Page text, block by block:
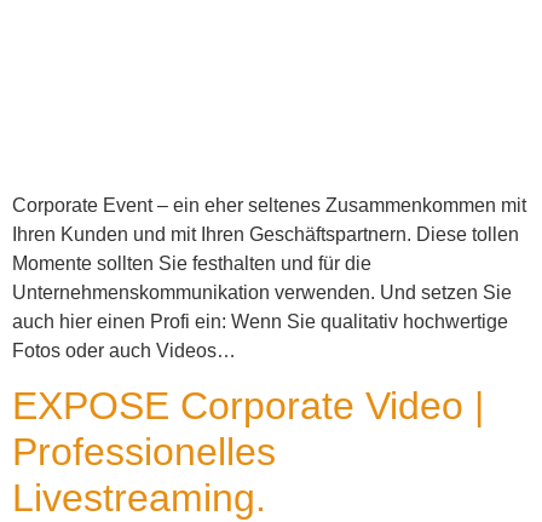
Corporate Event – ein eher seltenes Zusammenkommen mit
Ihren Kunden und mit Ihren Geschäftspartnern. Diese tollen
Momente sollten Sie festhalten und für die
Unternehmenskommunikation verwenden. Und setzen Sie
auch hier einen Profi ein: Wenn Sie qualitativ hochwertige
Fotos oder auch Videos…
EXPOSE Corporate Video |
Professionelles
Livestreaming.